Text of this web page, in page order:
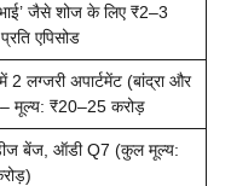
जैसे शोज के लिए ₹2–3
एपिसोड
2 लग्जरी अपार्टमेंट (बांद्रा और
मूल्य: ₹20–25 करोड़
बेंज, ऑडी Q7 (कुल मूल्य: